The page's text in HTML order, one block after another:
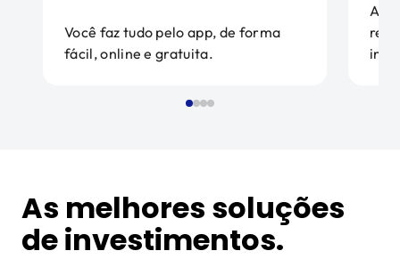
Você faz tudo pelo app, de forma
fácil, online e gratuita.
A
As melhores soluções
de investimentos.